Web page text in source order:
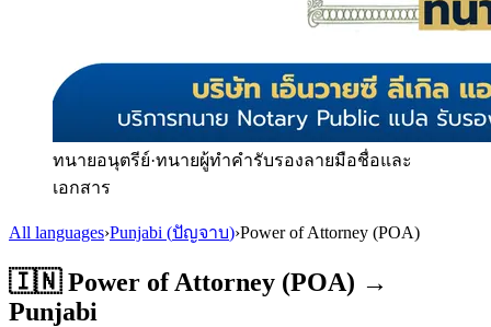
ทนายอนุตรีย์·ทนายผู้ทำคำรับรองลายมือชื่อและ
เอกสาร
All languages›Punjabi (ปัญจาบ)›Power of Attorney (POA)
🇮🇳 Power of Attorney (POA) →
Punjabi